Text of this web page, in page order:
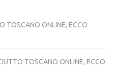
TOSCANO ONLINE, ECCO
TOSCANO ONLINE, ECCO